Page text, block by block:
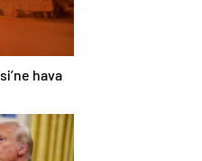
hava